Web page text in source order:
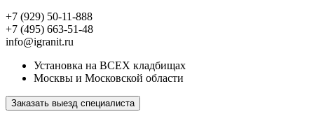
+7 (929) 50-11-888
+7 (495) 663-51-48
info@igranit.ru
Установка на ВСЕХ кладбищах
Москвы и Московской области
Заказать выезд специалиста